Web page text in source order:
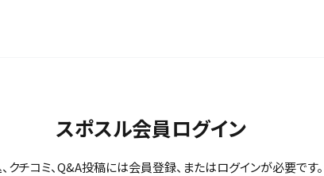
スポスル会員ログイン
クチコミ、Q&A投稿には会員登録、またはログインが必要です。